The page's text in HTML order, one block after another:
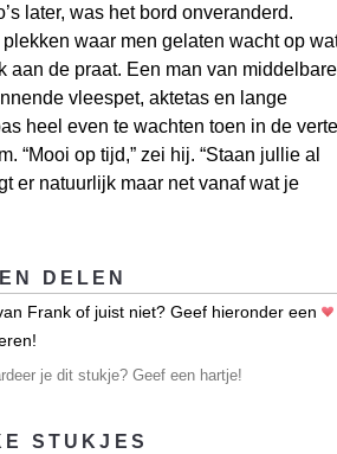
later, was het bord onveranderd.
waar men gelaten wacht op
aan de praat. Een man van middelbare
vleespet, aktetas en lange
heel even te wachten toen in de verte
“Mooi op tijd,” zei hij. “Staan jullie al
er natuurlijk maar net vanaf wat je
DELEN
Frank of juist niet? Geef hieronder een
je dit stukje? Geef een hartje!
STUKJES